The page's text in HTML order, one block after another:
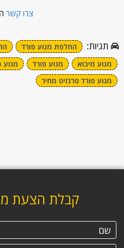
צרו קשר
תגיות: החלפת מנוע פורד
מנוע מיבוא
מנוע פורד
מנוע
מנוע פורד טרנזיט מחיר
קבלת הצעת